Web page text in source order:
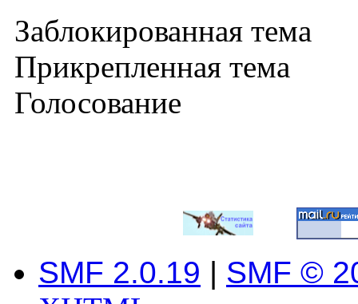
Заблокированная тема
Прикрепленная тема
Голосование
SMF 2.0.19 | SMF ©